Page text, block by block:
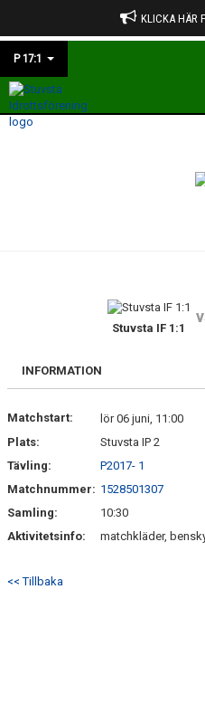
KLICKA HÄR
P 17:1
HEM
DOKUMENT
Stuvsta IF 1:1
INFORMATION
Matchstart:
lör 06 juni, 11:00
Plats:
Stuvsta IP 2
Tävling:
P2017- 1
Matchnummer: 1528501307
Samling:
10:30
Aktivitetsinfo:
matchkläder,
<< Tillbaka